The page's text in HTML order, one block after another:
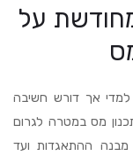
על
למדי אך דורש חשיבה
מס במטרה לגרום
ההתאגדות ועד